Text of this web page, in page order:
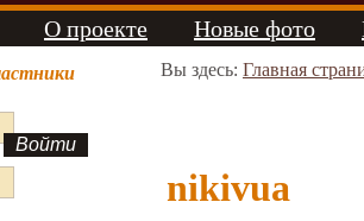
О проекте Новые фото
Вы здесь: Главная
nikivua